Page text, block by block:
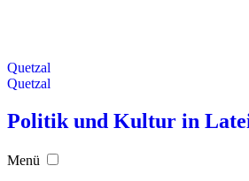
Quetzal
Quetzal
Politik und Kultur in
Menü